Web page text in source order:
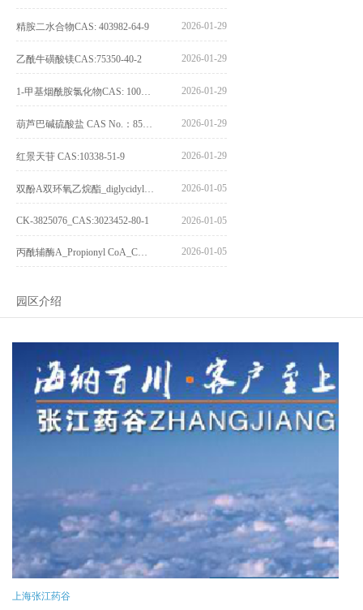
精胺二水合物CAS: 403982-64-9 2026-01-29
乙酰牛磺酸镁CAS:75350-40-2 2026-01-29
2026-01-29
2026-01-29
红景天苷 CAS:10338-51-9 2026-01-29
2026-01-05
CK-3825076_CAS:3023452-80-1 2026-01-05
2026-01-05
园区介绍
上海张江药谷